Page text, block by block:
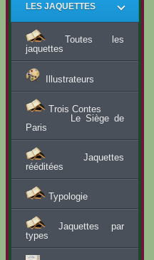
LES JAQUETTES
Toutes les
jaquettes
Illustrateurs
Trois Contes
Le Siège de
Paris
Jaquettes
rééditées
Typologie
Jaquettes par
types